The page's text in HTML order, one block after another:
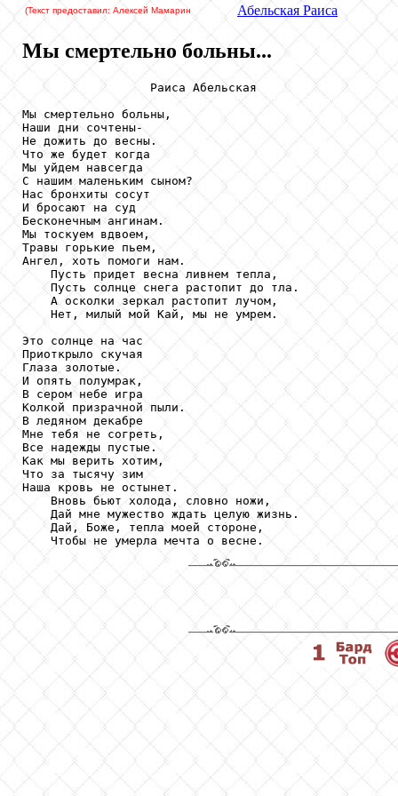
(Текст предоставил: Алексей Мамарин Абельская Раиса
Мы смертельно больны...
                  Раиса Абельская
Мы смертельно больны,
Наши дни сочтены-
Не дожить до весны.
Что же будет когда
Мы уйдем навсегда
С нашим маленьким сыном?
Нас бронхиты сосут
И бросают на суд
Бесконечным ангинам.
Мы тоскуем вдвоем,
Травы горькие пьем,
Ангел, хоть помоги нам.
    Пусть придет весна ливнем тепла,
    Пусть солнце снега растопит до тла.
    А осколки зеркал растопит лучом,
    Нет, милый мой Кай, мы не умрем.
Это солнце на час
Приоткрыло скучая
Глаза золотые.
И опять полумрак,
В сером небе игра
Колкой призрачной пыли.
В ледяном декабре
Мне тебя не согреть,
Все надежды пустые.
Как мы верить хотим,
Что за тысячу зим
Наша кровь не остынет.
    Вновь бьют холода, словно ножи,
    Дай мне мужество ждать целую жизнь.
    Дай, Боже, тепла моей стороне,
    Чтобы не умерла мечта о весне.